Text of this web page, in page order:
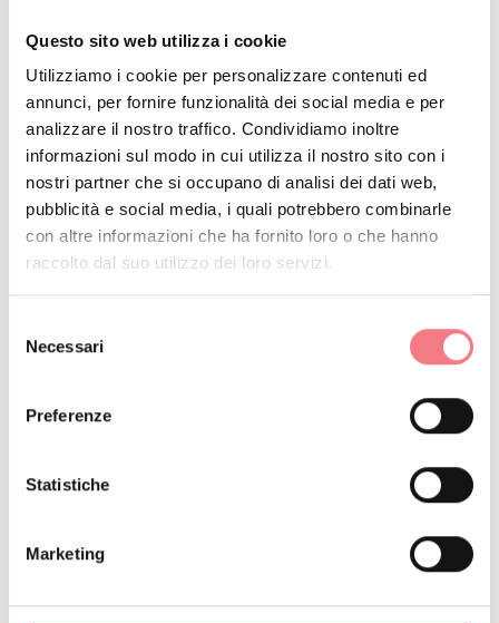
Questo sito web utilizza i cookie
Utilizziamo i cookie per personalizzare contenuti ed
annunci, per fornire funzionalità dei social media e per
analizzare il nostro traffico. Condividiamo inoltre
informazioni sul modo in cui utilizza il nostro sito con i
nostri partner che si occupano di analisi dei dati web,
pubblicità e social media, i quali potrebbero combinarle
con altre informazioni che ha fornito loro o che hanno
raccolto dal suo utilizzo dei loro servizi.
delNecessari
Preferenze
Statistiche
Marketing
INFO E CONTATTI DELL'ORGANIZZATORE
Dolomiti HUB
(0039) 0439 199 5344
Come arrivare